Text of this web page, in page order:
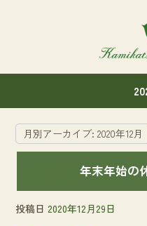
月別アーカイブ:2020年12月
年末年始の
投稿日 2020年12月29日